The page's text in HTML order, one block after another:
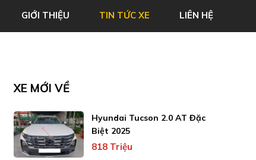
GIỚI THIỆU TIN TỨC XE LIÊN HỆ
XE MỚI VỀ
Hyundai Tucson 2.0 AT Đặc
Biệt 2025
818 Triệu